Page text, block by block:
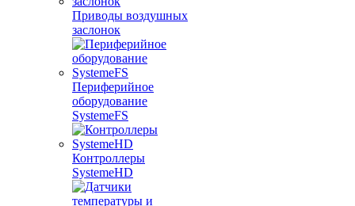
Приводы воздушных
заслонок
Периферийное
оборудование
SystemeFS
Контроллеры
SystemeHD